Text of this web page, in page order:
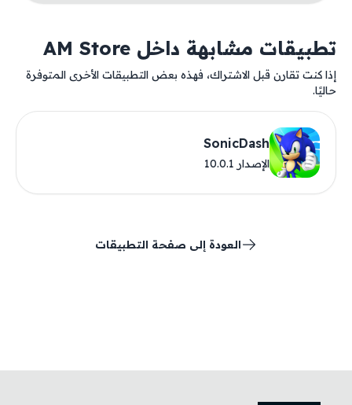
تطبيقات مشابهة داخل AM Store
إذا كنت تقارن قبل الاشتراك، فهذه بعض التطبيقات الأخرى المتوفرة
حاليًا.
SonicDash
الإصدار 10.0.1
العودة إلى صفحة التطبيقات